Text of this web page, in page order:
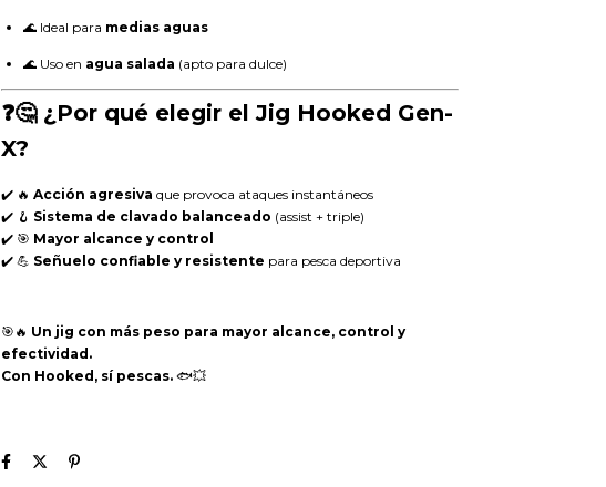
🌊 Ideal para medias aguas
🌊 Uso en agua salada (apto para dulce)
❓🤔 ¿Por qué elegir el Jig Hooked Gen-
X?
✔️ 🔥 Acción agresiva que provoca ataques instantáneos
✔️ 🪝 Sistema de clavado balanceado (assist + triple)
✔️ 🎯 Mayor alcance y control
✔️ 💪 Señuelo confiable y resistente para pesca deportiva
🎯🔥 Un jig con más peso para mayor alcance, control y
efectividad.
Con Hooked, sí pescas. 🐟💥